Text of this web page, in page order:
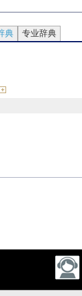
典 专业辞典